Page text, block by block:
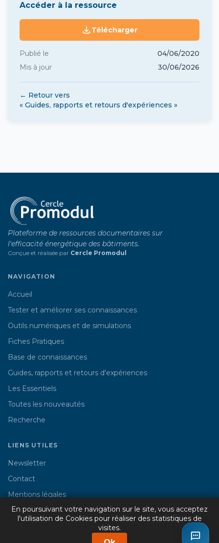
Accéder à la ressource
Télécharger
Publié le
04/06/2020
Mis à jour
30/06/2026
← Retour vers
« Guides, rapports et retours d'expériences »
Plateforme de ressources documentaires sur
l'efficacité énergétique des bâtiments.
Conçue et réalisée par Cercle Promodul
NAVIGATION
Accueil
Tester et améliorer ses connaissances
Outils numériques et de simulations
Fiches Pratiques
Base de connaissances
Guides, rapports et retours d'expériences
Les Essentiels
Toutes les nouveautés
Recherche
LIENS UTILES
Newsletter
Contact
Mentions légales
© 2026 Cercle Promodul - Tous droits réservés
En poursuivant votre navigation sur le site, vous acceptez
l'utilisation de Cookies pour réaliser des statistiques de
visites.